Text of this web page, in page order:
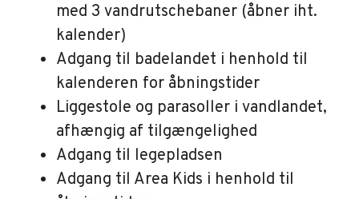
med 3 vandrutschebaner (åbner iht.
kalender)
Adgang til badelandet i henhold til
kalenderen for åbningstider
Liggestole og parasoller i vandlandet,
afhængig af tilgængelighed
Adgang til legepladsen
Adgang til Area Kids i henhold til